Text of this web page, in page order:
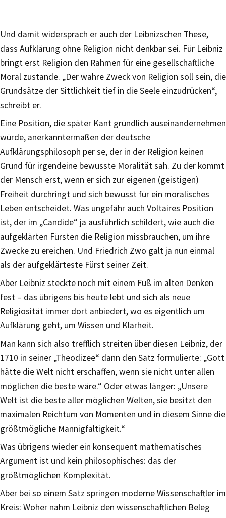
Und damit widersprach er auch der Leibnizschen These,
dass Aufklärung ohne Religion nicht denkbar sei. Für Leibniz
bringt erst Religion den Rahmen für eine gesellschaftliche
Moral zustande. „Der wahre Zweck von Religion soll sein, die
Grundsätze der Sittlichkeit tief in die Seele einzudrücken“,
schreibt er.
Eine Position, die später Kant gründlich auseinandernehmen
würde, anerkanntermaßen der deutsche
Aufklärungsphilosoph per se, der in der Religion keinen
Grund für irgendeine bewusste Moralität sah. Zu der kommt
der Mensch erst, wenn er sich zur eigenen (geistigen)
Freiheit durchringt und sich bewusst für ein moralisches
Leben entscheidet. Was ungefähr auch Voltaires Position
ist, der im „Candide“ ja ausführlich schildert, wie auch die
aufgeklärten Fürsten die Religion missbrauchen, um ihre
Zwecke zu ereichen. Und Friedrich Zwo galt ja nun einmal
als der aufgeklärteste Fürst seiner Zeit.
Aber Leibniz steckte noch mit einem Fuß im alten Denken
fest – das übrigens bis heute lebt und sich als neue
Religiosität immer dort anbiedert, wo es eigentlich um
Aufklärung geht, um Wissen und Klarheit.
Man kann sich also trefflich streiten über diesen Leibniz, der
1710 in seiner „Theodizee“ dann den Satz formulierte: „Gott
hätte die Welt nicht erschaffen, wenn sie nicht unter allen
möglichen die beste wäre.“ Oder etwas länger: „Unsere
Welt ist die beste aller möglichen Welten, sie besitzt den
maximalen Reichtum von Momenten und in diesem Sinne die
größtmögliche Mannigfaltigkeit.“
Was übrigens wieder ein konsequent mathematisches
Argument ist und kein philosophisches: das der
größtmöglichen Komplexität.
Aber bei so einem Satz springen moderne Wissenschaftler im
Kreis: Woher nahm Leibniz den wissenschaftlichen Beleg